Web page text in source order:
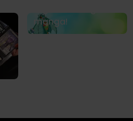
manga!